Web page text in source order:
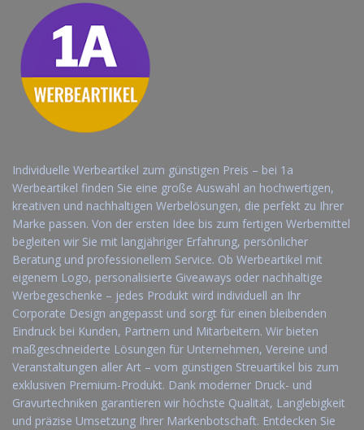
Individuelle Werbeartikel zum günstigen Preis – bei 1a
Werbeartikel finden Sie eine große Auswahl an hochwertigen,
kreativen und nachhaltigen Werbelösungen, die perfekt zu Ihrer
Marke passen. Von der ersten Idee bis zum fertigen Werbemittel
begleiten wir Sie mit langjähriger Erfahrung, persönlicher
Beratung und professionellem Service. Ob Werbeartikel mit
eigenem Logo, personalisierte Giveaways oder nachhaltige
Werbegeschenke – jedes Produkt wird individuell an Ihr
Corporate Design angepasst und sorgt für einen bleibenden
Eindruck bei Kunden, Partnern und Mitarbeitern. Wir bieten
maßgeschneiderte Lösungen für Unternehmen, Vereine und
Veranstaltungen aller Art – vom günstigen Streuartikel bis zum
exklusiven Premium-Produkt. Dank moderner Druck- und
Gravurtechniken garantieren wir höchste Qualität, Langlebigkeit
und präzise Umsetzung Ihrer Markenbotschaft. Entdecken Sie